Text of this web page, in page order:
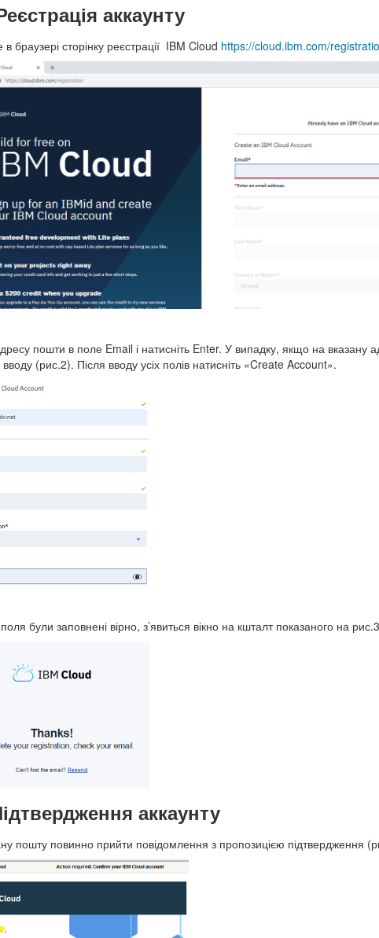
аккаунту
в браузері сторінку реєстрації IBM Cloud https://cloud.ibm.com/
пошти в поле Email і натисніть Enter. У випадку, якщо на вказану
(рис.2). Після вводу усіх полів натисніть «Create Account».
були заповнені вірно, з’явиться вікно на кшталт показаного на
аккаунту
пошту повинно прийти повідомлення з пропозицією підтвердження